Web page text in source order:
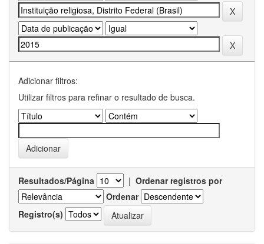
Adicionar filtros:
Utilizar filtros para refinar o resultado de busca.
Resultados/Página | Ordenar registros por
Ordenar
Registro(s)